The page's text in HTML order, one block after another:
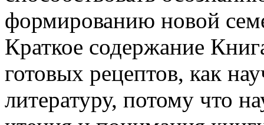
формированию новой
Краткое содержание
готовых рецептов, как
литературу, потому что